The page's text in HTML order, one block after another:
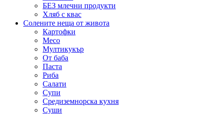
БЕЗ млечни продукти
Хляб с квас
Солените неща от живота
Картофки
Месо
Мултикукър
От баба
Паста
Риба
Салати
Супи
Средиземнорска кухня
Суши